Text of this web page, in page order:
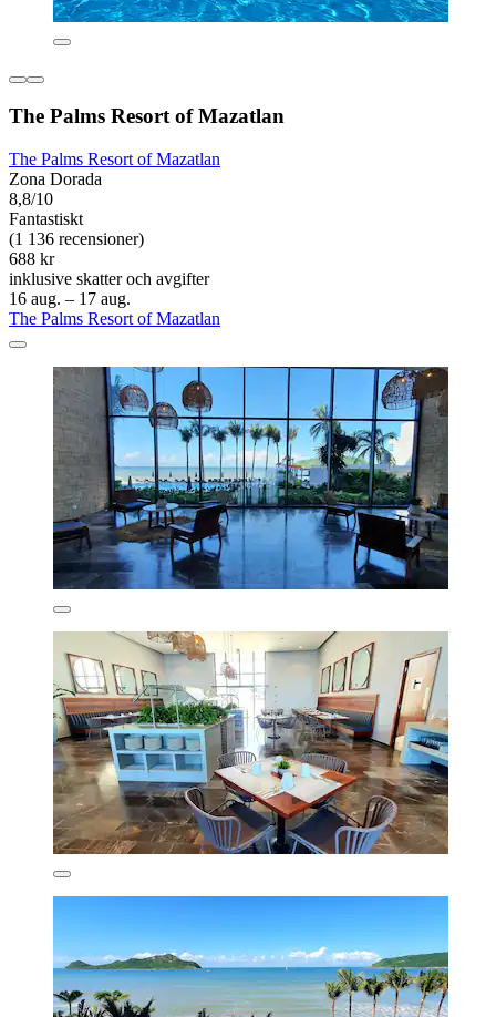
The Palms Resort of Mazatlan
The Palms Resort of Mazatlan
Zona Dorada
8,8/10
Fantastiskt
(1 136 recensioner)
688 kr
inklusive skatter och avgifter
16 aug. – 17 aug.
The Palms Resort of Mazatlan